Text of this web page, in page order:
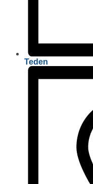
Teden